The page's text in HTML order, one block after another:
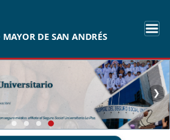
DE SAN ANDRÉS
❯